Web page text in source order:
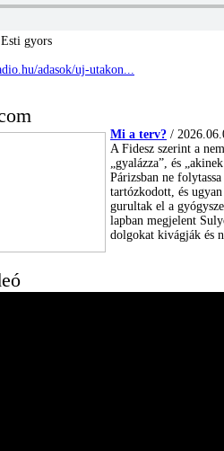
gyors
adasok/uj-utakon...
Mi a terv? /
A Fidesz szerint a
„gyalázza”, és
Párizsban ne
tartózkodott, és
gurultak el a
lapban megjelent
dolgokat kivágják és